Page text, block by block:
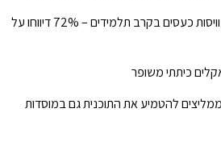
שיפור ביכולת זיהוי רגשות וויסות כעסים בקרב תלמידים – 72% דיווחו על
ממליצים להטמיע את התוכנית גם במוסדות